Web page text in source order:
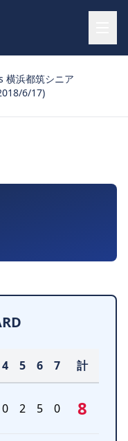
横浜都筑シニア
6/17)
4 5 6 7 計
0 2 5 0 8